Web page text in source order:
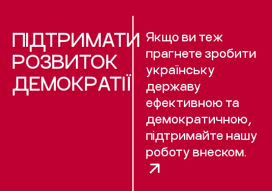
ПІДТРИМАТИ
РОЗВИТОК
ДЕМОКРАТІЇ
Якщо ви теж
прагнете зробити
українську
державу
ефективною та
демократичною,
підтримайте нашу
роботу внеском.